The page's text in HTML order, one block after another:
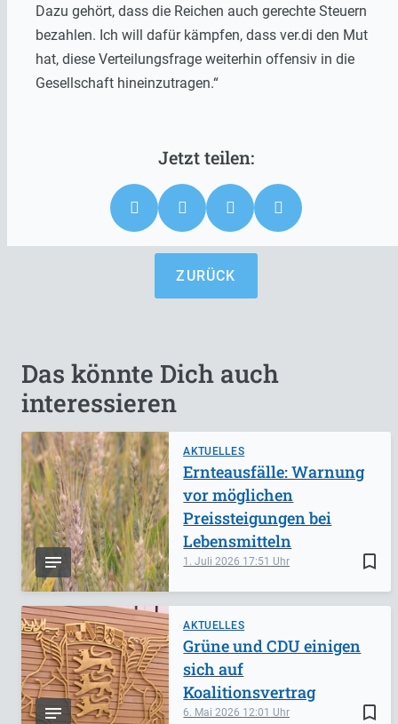
Dazu gehört, dass die Reichen auch gerechte Steuern
bezahlen. Ich will dafür kämpfen, dass ver.di den Mut
hat, diese Verteilungsfrage weiterhin offensiv in die
Gesellschaft hineinzutragen.“
ZURÜCK
Das könnte Dich auch
interessieren
AKTUELLES
bookmark_border
1. Juli 2026 17:51
Ernteausfälle: Warnung
vor möglichen
Preissteigungen bei
Lebensmitteln
AKTUELLES
bookmark_border
6. Mai 2026 12:01
Grüne und CDU einigen
sich auf
Koalitionsvertrag